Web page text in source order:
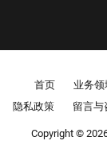
Footer menu
首页 业务领
隐私政策
留言与
Copyright ©